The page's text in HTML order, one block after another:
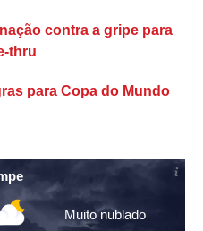
contra a gripe para
thru
para Copa do Mundo
Muito nublado